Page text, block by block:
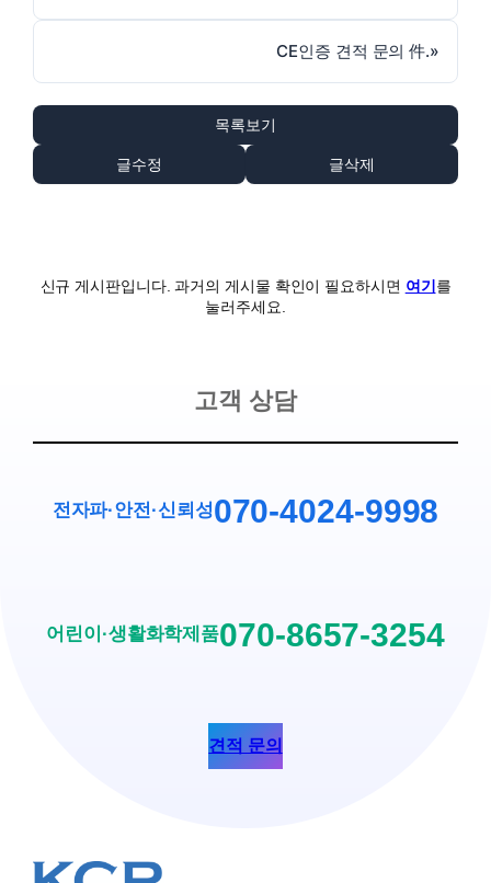
CE인증 견적 문의 件.»
목록보기
글수정 글삭제
신규 게시판입니다. 과거의 게시물 확인이 필요하시면 여기 를
눌러주세요.
고객 상담
전자파·안전·신뢰성070-4024-9998
어린이·생활화학제품070-8657-3254
견적 문의